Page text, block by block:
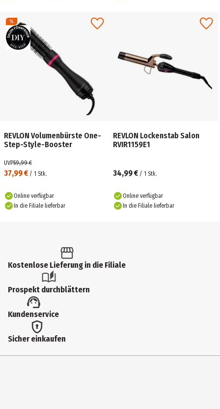
REVLON Volumenbürste One-
Step-Style-Booster
37,99 € / 1 Stk.
UVP59,99 €
Online verfügbar
In die Filiale lieferbar
REVLON Lockenstab Salon
RVIR1159E1
34,99 € / 1 Stk.
Online verfügbar
In die Filiale lieferbar
Kostenlose Lieferung in die Filiale
Prospekt durchblättern
Kundenservice
Sicher einkaufen